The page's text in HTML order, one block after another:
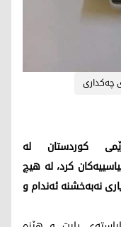
چەکداری
کوردستان لە
کرد، لە هیچ
نەبەخشنە ئەندام و